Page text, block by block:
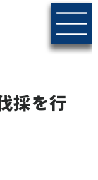
採を行